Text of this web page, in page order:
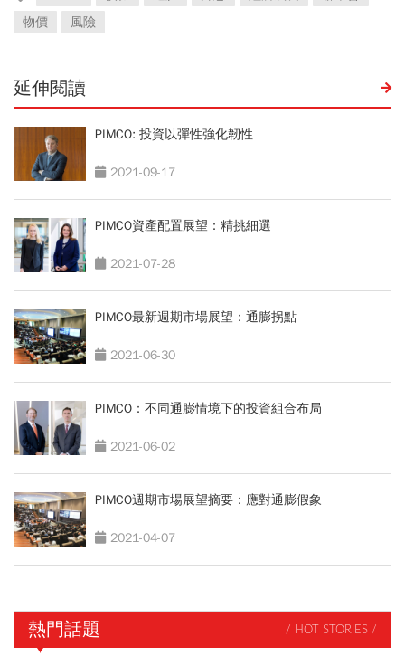
物價
風險
延伸閱讀
PIMCO: 投資以彈性強化韌性
2021-09-17
PIMCO資產配置展望：精挑細選
2021-07-28
PIMCO最新週期市場展望：通膨拐點
2021-06-30
PIMCO：不同通膨情境下的投資組合布局
2021-06-02
PIMCO週期市場展望摘要：應對通膨假象
2021-04-07
熱門話題 / HOT STORIES /